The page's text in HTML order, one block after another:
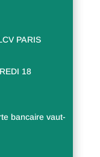
PARIS
18
bancaire vaut-